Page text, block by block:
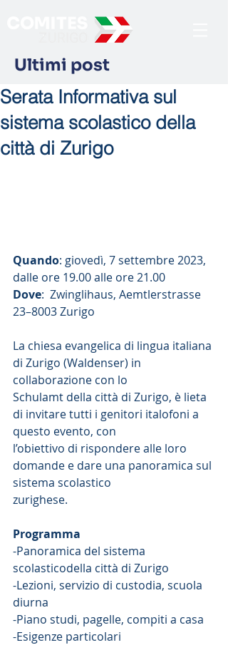
Ultimi post
Serata Informativa sul
sistema scolastico della
città di Zurigo
Quando: giovedì, 7 settembre 2023,
dalle ore 19.00 alle ore 21.00
Dove:  Zwinglihaus, Aemtlerstrasse
23–8003 Zurigo
La chiesa evangelica di lingua italiana
di Zurigo (Waldenser) in
collaborazione con lo
Schulamt della città di Zurigo, è lieta
di invitare tutti i genitori italofoni a
questo evento, con
l’obiettivo di rispondere alle loro
domande e dare una panoramica sul
sistema scolastico
zurighese.
Programma
-Panoramica del sistema
scolasticodella città di Zurigo
-Lezioni, servizio di custodia, scuola
diurna
-Piano studi, pagelle, compiti a casa
-Esigenze particolari